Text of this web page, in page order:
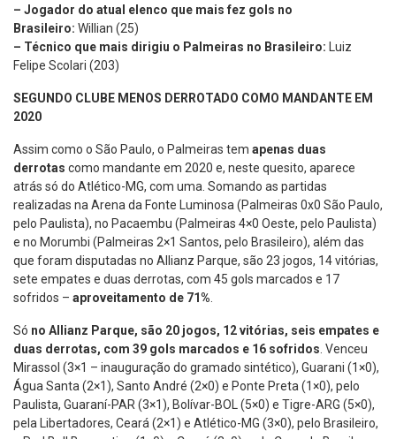
– Jogador do atual elenco que mais fez gols no
Brasileiro: Willian (25)
– Técnico que mais dirigiu o Palmeiras no Brasileiro: Luiz
Felipe Scolari (203)
SEGUNDO CLUBE MENOS DERROTADO COMO MANDANTE EM
2020
Assim como o São Paulo, o Palmeiras tem apenas duas
derrotas como mandante em 2020 e, neste quesito, aparece
atrás só do Atlético-MG, com uma. Somando as partidas
realizadas na Arena da Fonte Luminosa (Palmeiras 0x0 São Paulo,
pelo Paulista), no Pacaembu (Palmeiras 4×0 Oeste, pelo Paulista)
e no Morumbi (Palmeiras 2×1 Santos, pelo Brasileiro), além das
que foram disputadas no Allianz Parque, são 23 jogos, 14 vitórias,
sete empates e duas derrotas, com 45 gols marcados e 17
sofridos – aproveitamento de 71%
Só no Allianz Parque, são 20 jogos, 12 vitórias, seis empates e
duas derrotas, com 39 gols marcados e 16 sofridos . Venceu
Mirassol (3×1 – inauguração do gramado sintético), Guarani (1×0),
Água Santa (2×1), Santo André (2×0) e Ponte Preta (1×0), pelo
Paulista, Guaraní-PAR (3×1), Bolívar-BOL (5×0) e Tigre-ARG (5×0),
pela Libertadores, Ceará (2×1) e Atlético-MG (3×0), pelo Brasileiro,